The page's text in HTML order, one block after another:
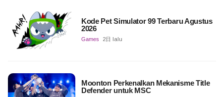
Kode Pet Simulator 99 Terbaru Agustus
2026
Games 2日 lalu
Moonton Perkenalkan Mekanisme Title
Defender untuk MSC